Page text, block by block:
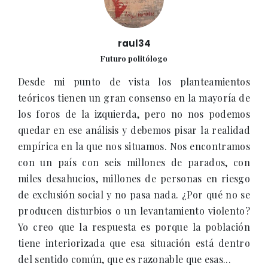
raul34
Futuro politólogo
Desde mi punto de vista los planteamientos
teóricos tienen un gran consenso en la mayoría de
los foros de la izquierda, pero no nos podemos
quedar en ese análisis y debemos pisar la realidad
empírica en la que nos situamos. Nos encontramos
con un país con seis millones de parados, con
miles desahucios, millones de personas en riesgo
de exclusión social y no pasa nada. ¿Por qué no se
producen disturbios o un levantamiento violento?
Yo creo que la respuesta es porque la población
tiene interiorizada que esa situación está dentro
del sentido común, que es razonable que esas...